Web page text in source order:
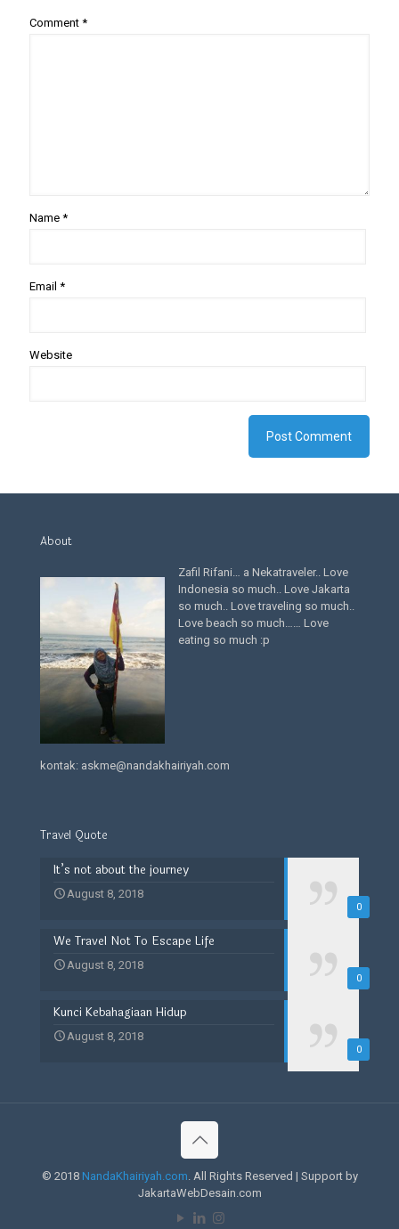
Comment *
Name *
Email *
Website
About
Zafil Rifani… a Nekatraveler.. Love
Indonesia so much.. Love Jakarta
so much.. Love traveling so much..
Love beach so much…… Love
eating so much :p
kontak: askme@nandakhairiyah.com
Travel Quote
0
It’s not about the journey
August 8, 2018
0
We Travel Not To Escape Life
August 8, 2018
0
Kunci Kebahagiaan Hidup
August 8, 2018
© 2018 NandaKhairiyah.com . All Rights Reserved | Support by
JakartaWebDesain.com